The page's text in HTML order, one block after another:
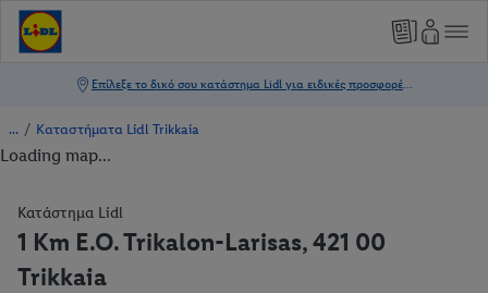
/ Καταστήματα Lidl Trikkaia
Loading map...
Κατάστημα Lidl
1 Km E.O. Trikalon-Larisas, 421 00
Trikkaia